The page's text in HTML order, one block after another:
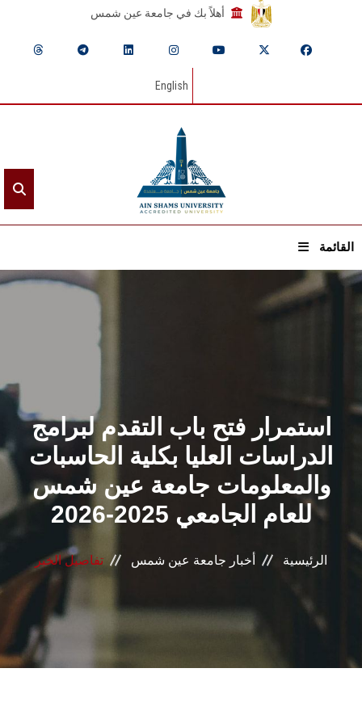
أهلاً بك في جامعة عين شمس
English
القائمة
القطاعـات
الشئون الأكاديمية
البحث العلمي
الرعاية الصحية
المراكز والوحدات
الأنظمة الذكية
الإعلام
استمرار فتح باب التقدم لبرامج
الدراسات العليا بكلية الحاسبات
والمعلومات جامعة عين شمس
للعام الجامعي 2025-2026
الرئيسية أخبار جامعة عين شمس تفاصيل الخبر